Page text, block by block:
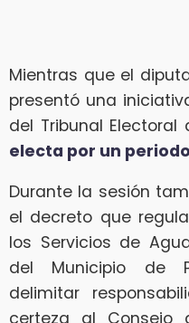
Mientras que el
presentó una
del Tribunal Electoral
electa por un
Durante la sesión
el decreto que
los Servicios de
del Municipio de
delimitar
certeza al Consejo